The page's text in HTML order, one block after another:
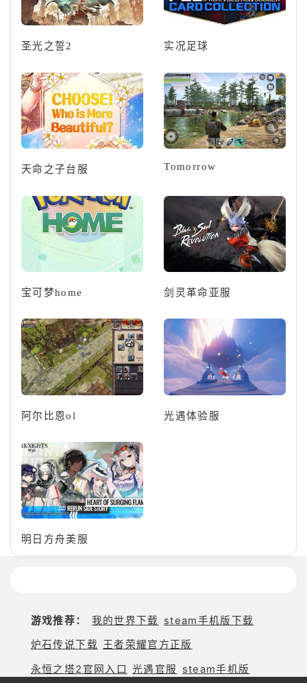
圣光之誓2 实况足球
天命之子台服 Tomorrow
宝可梦home 剑灵革命亚服
阿尔比恩ol 光遇体验服
明日方舟美服
游戏推荐： 我的世界下载
steam手机版下载
炉石传说下载 王者荣耀官方正版
永恒之塔2官网入口 光遇官服 steam手机版